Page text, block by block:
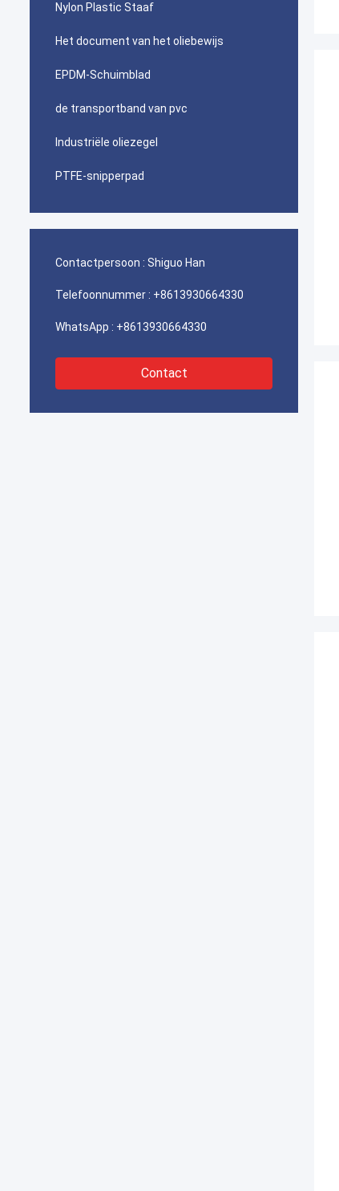
Nylon Plastic Staaf
Het document van het oliebewijs
EPDM-Schuimblad
de transportband van pvc
Industriële oliezegel
PTFE-snipperpad
Contactpersoon : Shiguo Han
Telefoonnummer : +8613930664330
WhatsApp : +8613930664330
Contact